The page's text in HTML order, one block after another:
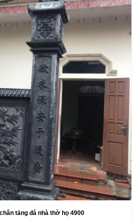
tảng đá nhà thờ họ 4900